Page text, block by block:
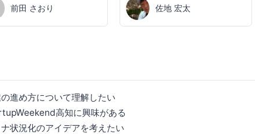
前田 さおり 佐地 宏太
の進め方について理解したい
高知に興味がある
ナ状況化のアイデアを考えたい